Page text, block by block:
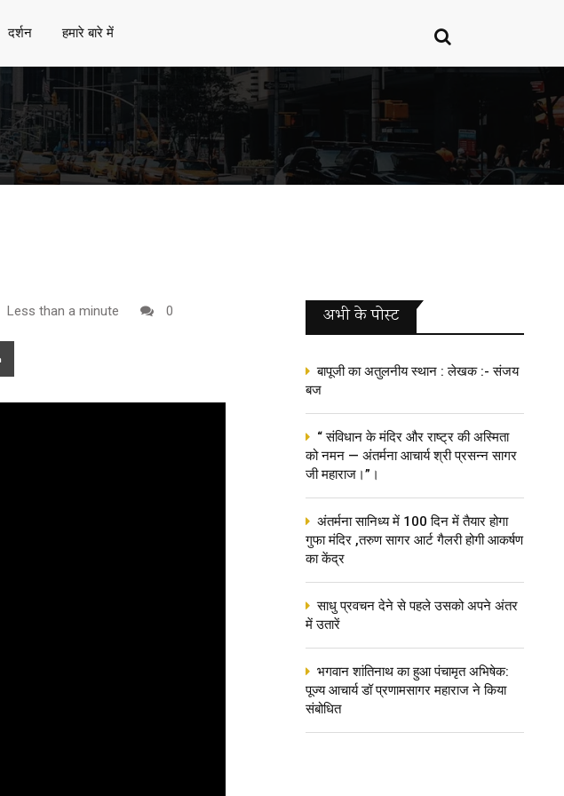
दर्शन हमारे बारे में
Less than a minute 0 अभी के पोस्‍ट
बापूजी का अतुलनीय स्थान : लेखक :- संजय
बज
“ संविधान के मंदिर और राष्ट्र की अस्मिता
को नमन — अंतर्मना आचार्य श्री प्रसन्न सागर
जी महाराज।”।
अंतर्मना सानिध्य में 100 दिन में तैयार होगा
गुफा मंदिर ,तरुण सागर आर्ट गैलरी होगी आकर्षण
का केंद्र
साधु प्रवचन देने से पहले उसको अपने अंतर
में उतारें
भगवान शांतिनाथ का हुआ पंचामृत अभिषेक:
पूज्य आचार्य डॉ प्रणामसागर महाराज ने किया
संबोधित